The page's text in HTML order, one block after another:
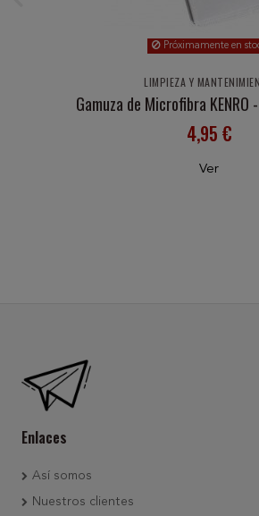
Próximamente en
LIMPIEZA Y
Gamuza de Microfibra
4,95 €
Ver
Enlaces
Así somos
Nuestros clientes